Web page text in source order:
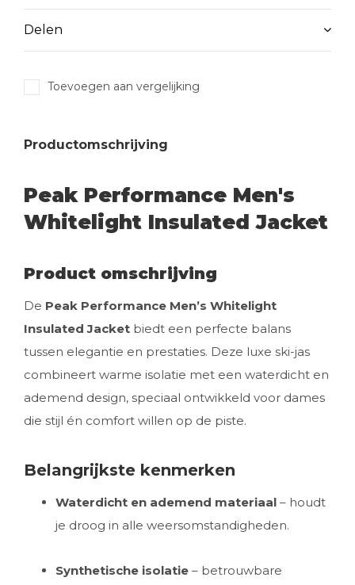
Delen
Toevoegen aan vergelijking
Productomschrijving
Peak Performance Men's
Whitelight Insulated Jacket
Product omschrijving
De Peak Performance Men’s Whitelight
Insulated Jacket biedt een perfecte balans
tussen elegantie en prestaties. Deze luxe ski-jas
combineert warme isolatie met een waterdicht en
ademend design, speciaal ontwikkeld voor dames
die stijl én comfort willen op de piste.
Belangrijkste kenmerken
Waterdicht en ademend materiaal – houdt
je droog in alle weersomstandigheden.
Synthetische isolatie – betrouwbare